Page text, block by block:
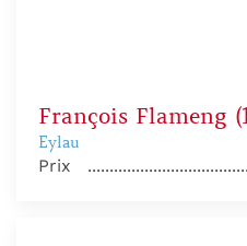
François Flameng
Eylau
Prix